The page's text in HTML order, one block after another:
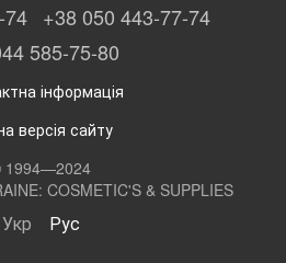
74 +38 050 443-77-74
585-75-80
інформація
версія сайту
1994—2024
COSMETIC'S & SUPPLIES
Укр Рус